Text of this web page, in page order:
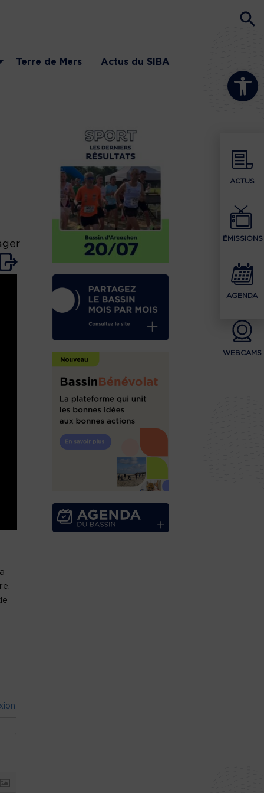
Ouvrir la
ACTUS
ÉMISSIONS
AGENDA
WEBCAMS
Terre de Mers Actus du SIBA